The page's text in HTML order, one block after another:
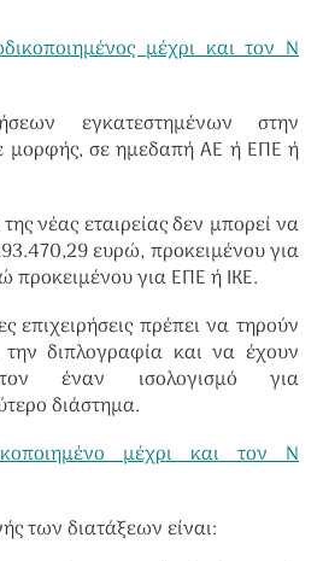
μέχρι και τον Ν
εγκατεστημένων στην
μορφής, σε ημεδαπή ΑΕ ή ΕΠΕ ή
νέας εταιρείας δεν μπορεί να
ευρώ, προκειμένου για
προκειμένου για ΕΠΕ ή ΙΚΕ.
επιχειρήσεις πρέπει να τηρούν
διπλογραφία και να έχουν
έναν ισολογισμό για
διάστημα.
μέχρι και τον Ν
των διατάξεων είναι: